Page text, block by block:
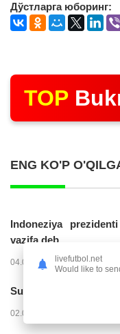
Дўстларга юборинг:
TOP
ENG KO'P
Indoneziya
vazifa deb...
04.08.2026 02:11 14286
Superliga. “Buxoro” -
02.08.2026 03:08
livefutbol.net
Would like to